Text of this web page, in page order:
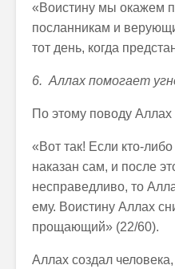
«Воистину мы окажем
посланникам и
тот день, когда
6. Аллах помогает
По этому поводу Аллах
«Вот так! Если кто-
наказан сам, и после
несправедливо, то
ему. Воистину Аллах
прощающий» (22/60).
Аллах создал